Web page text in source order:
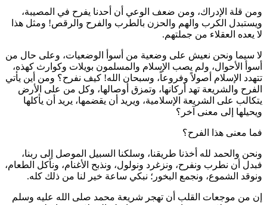
ومن قلة الإدراك، ومن ضعف الوعي أن أحدنا يفرح في المصيبة،
ويستبدل الكرب والهم والحزن بالطرب والفرح والرقص! ومثل هذا
لا يعده العقلاء من جملتهم.
لا سيما ونحن نعيش على وضعية من أسوأ الوضعيات، وعلى حال من
أسوأ الأحوال، ولم يصب الإسلام والمسلمون بويلات وكوارث كهذه،
تتهدد الإسلام أصولاً وفروعاً، وسبحان الله! كيف نفرح؟ ومن أين يأتي
الفرح والشريعة تهد أركانها، وتمزق أوصالها، وكل من على الأرض
يتكالب على الشريعة الإسلامية، ويريد أن يقضمها، يريد أن يأكلها
ويحيلها إلى معنى آخر؟
فما معنى هذا الفرح؟
ونحن والحمد لله أخذنا طريقنا، وسلكنا السبيل الموصل إلى ربنا،
فبدل أن نطرب ونفرح، ونزغرد ونولول، ونذبح الأغنام، ونأكل الطعام،
ونوقد الشموع، ونجمع البخور؛ نبكي ساعة خير لنا من ذلك كله.
إن من موجعات القلب أن تهجر شريعة محمد صلى الله عليه وسلم